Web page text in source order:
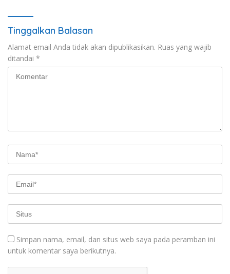
Tinggalkan Balasan
Alamat email Anda tidak akan dipublikasikan. Ruas yang wajib
ditandai *
Simpan nama, email, dan situs web saya pada peramban ini
untuk komentar saya berikutnya.